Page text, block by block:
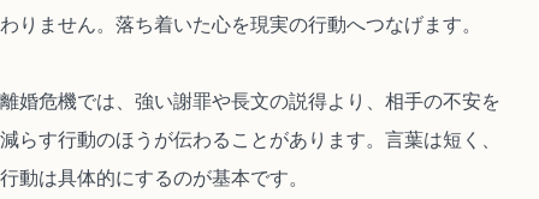
わりません。落ち着いた心を現実の行動へつなげます。
離婚危機では、強い謝罪や長文の説得より、相手の不安を
減らす行動のほうが伝わることがあります。言葉は短く、
行動は具体的にするのが基本です。